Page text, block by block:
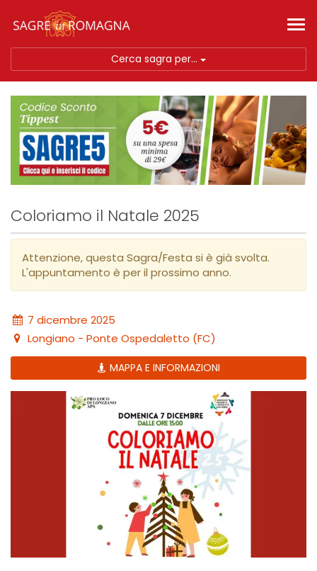
Cerca sagra per...
Coloriamo il Natale 2025
Attenzione, questa Sagra/Festa si è già svolta.
L'appuntamento è per il prossimo anno.
7 dicembre 2025
Longiano - Ponte Ospedaletto (FC)
MAPPA E INFORMAZIONI